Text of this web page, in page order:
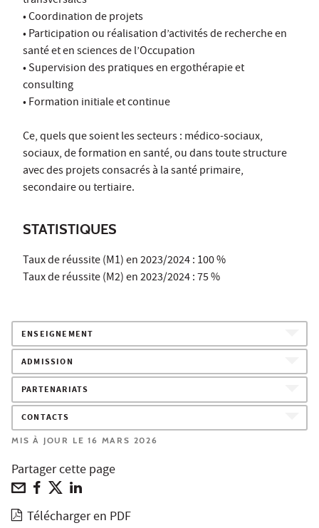
• Coordination de projets
• Participation ou réalisation d’activités de recherche en
santé et en sciences de l’Occupation
• Supervision des pratiques en ergothérapie et
consulting
• Formation initiale et continue
Ce, quels que soient les secteurs : médico-sociaux,
sociaux, de formation en santé, ou dans toute structure
avec des projets consacrés à la santé primaire,
secondaire ou tertiaire.
STATISTIQUES
Taux de réussite (M1) en 2023/2024 : 100 %
Taux de réussite (M2) en 2023/2024 : 75 %
ENSEIGNEMENT
ADMISSION
PARTENARIATS
CONTACTS
MIS À JOUR LE 16 MARS 2026
Partager cette page
Télécharger en PDF